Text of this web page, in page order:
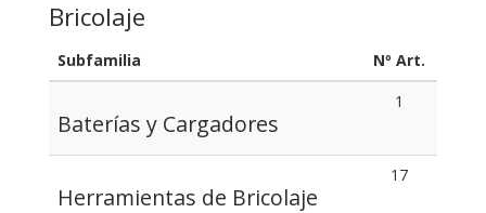
Bricolaje
Subfamilia Nº Art.
Baterías y Cargadores
1
Herramientas de Bricolaje
17